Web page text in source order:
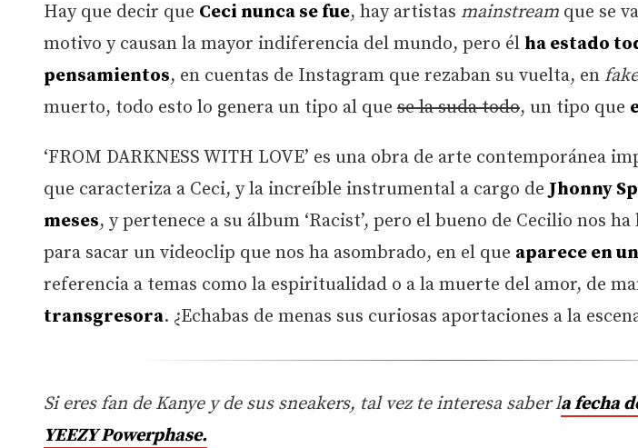
Hay que decir que Ceci nunca se fue, hay artistas mainstream que se
motivo y causan la mayor indiferencia del mundo, pero él ha estado
pensamientos, en cuentas de Instagram que rezaban su vuelta, en
muerto, todo esto lo genera un tipo al que se la suda todo, un tipo que
‘FROM DARKNESS WITH LOVE’ es una obra de arte contemporánea
que caracteriza a Ceci, y la increíble instrumental a cargo deJhonny
meses, y pertenece a su álbum ‘Racist’, pero el bueno de Cecilio nos
para sacar un videoclip que nos ha asombrado, en el que aparece en
referencia a temas como la espiritualidad o a la muerte del amor, de
transgresora. ¿Echabas de menas sus curiosas aportaciones a la
Si eres fan de Kanye y de sus sneakers, tal vez te interesa saber la fecha
YEEZY Powerphase.